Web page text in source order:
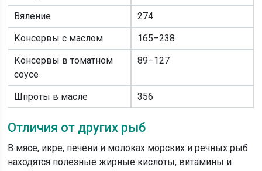
Вяление
274
Консервы с маслом
165–238
Консервы в томатном
соусе
89–127
Шпроты в масле 356
Отличия от других рыб
В мясе, икре, печени и молоках морских и речных рыб
находятся полезные жирные кислоты, витамины и